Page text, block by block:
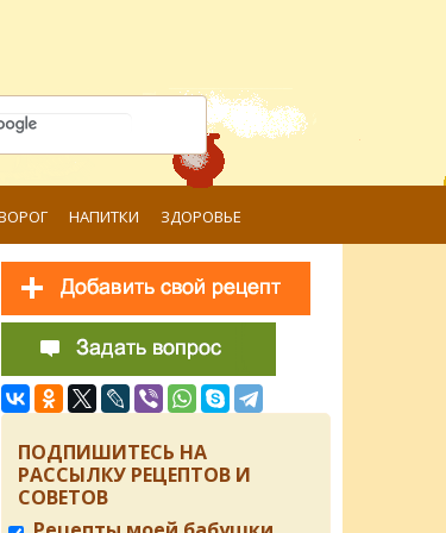
НАПИТКИ ЗДОРОВЬЕ
ПОДПИШИТЕСЬ НА
РАССЫЛКУ РЕЦЕПТОВ И
СОВЕТОВ